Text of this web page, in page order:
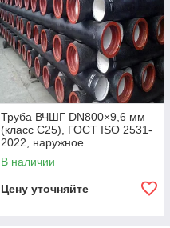
Труба ВЧШГ DN800×9,6 мм
(класс C25), ГОСТ ISO 2531-
2022, наружное
полиуретановое покрытие,
внутреннее цементно-
В наличии
Цену уточняйте